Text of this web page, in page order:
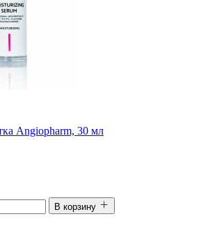
Angiopharm, 30 мл
В корзину